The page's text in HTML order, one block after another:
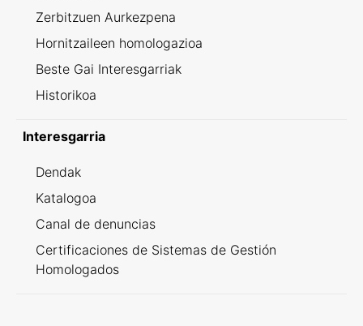
Zerbitzuen Aurkezpena
Hornitzaileen homologazioa
Beste Gai Interesgarriak
Historikoa
Interesgarria
Dendak
Katalogoa
Canal de denuncias
Certificaciones de Sistemas de Gestión
Homologados